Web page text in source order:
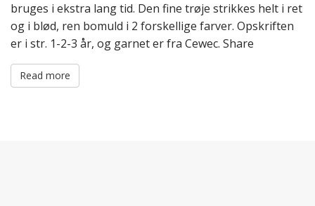
bruges i ekstra lang tid. Den fine trøje strikkes helt i ret
og i blød, ren bomuld i 2 forskellige farver. Opskriften
er i str. 1-2-3 år, og garnet er fra Cewec. Share
Read more